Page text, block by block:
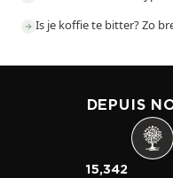
Is je koffie te bitter? Zo
DEPUIS
15,342